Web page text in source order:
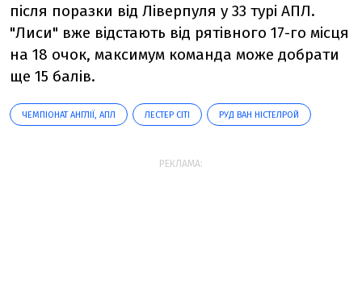
після поразки від Ліверпуля у 33 турі АПЛ.
"Лиси" вже відстають від рятівного 17-го місця
на 18 очок, максимум команда може добрати
ще 15 балів.
ЧЕМПІОНАТ АНГЛІЇ, АПЛ ЛЕСТЕР СІТІ РУД ВАН НІСТЕЛРОЙ
РЕКЛАМА: